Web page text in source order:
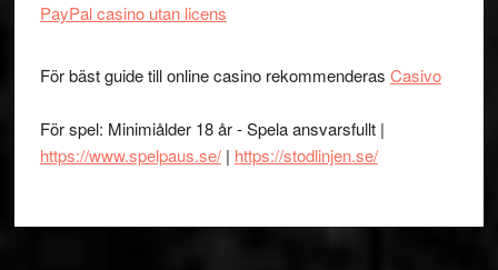
PayPal casino utan licens
För bäst guide till online casino rekommenderas Casivo
För spel: Minimiålder 18 år - Spela ansvarsfullt |
https://www.spelpaus.se/| https://stodlinjen.se/